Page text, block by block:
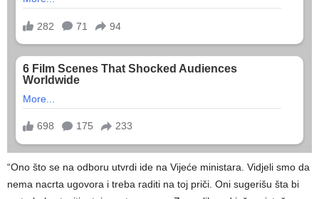
“Ono što se na odboru utvrdi ide na Vijeće ministara. Vidjeli smo da
nema nacrta ugovora i treba raditi na toj priči. Oni sugerišu šta bi